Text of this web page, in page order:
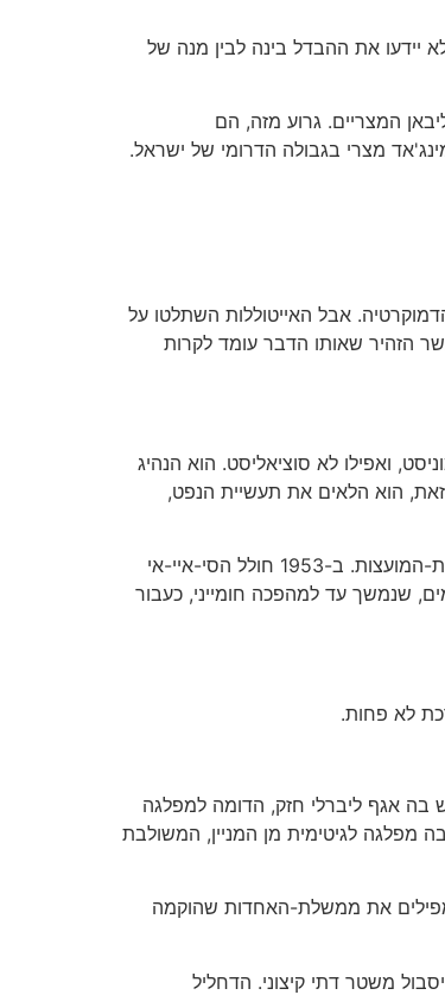
יידעו את ההבדל בינה לבין מנה של
המצריים. גרוע מזה, הם
מצרי בגבולה הדרומי של ישראל.
אבל האייטוללות השתלטו על
הזהיר שאותו הדבר עומד לקרות
ואפילו לא סוציאליסט. הוא הנהיג
הוא הלאים את תעשיית הנפט,
התגובה הבריטית הייתה מהירה ומכרעת. וינסטון צ'רצ'יל שיכנע את הנשיא דווייט אייזנהואר שמוצדק יהפוך את איראן לגרורה של ברית-המועצות. ב-1953 חולל הסי-איי-אי
שנמשך עד למהפכה חומייני, כעבור
לא פחות.
יש בה אגף ליברלי חזק, הדומה למפלגה
לגיטימית מן המניין, המשולבת
מפילים את ממשלת-האחדות שהוקמה
משטר דתי קיצוני. הדחליל